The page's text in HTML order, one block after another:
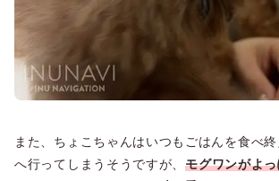
また、ちょこちゃんはいつもごはんを食べ
へ行ってしまうそうですが、モグワンがよ